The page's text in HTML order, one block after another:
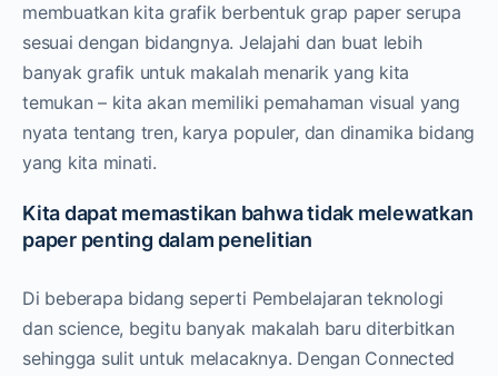
membuatkan kita grafik berbentuk grap paper serupa
sesuai dengan bidangnya. Jelajahi dan buat lebih
banyak grafik untuk makalah menarik yang kita
temukan – kita akan memiliki pemahaman visual yang
nyata tentang tren, karya populer, dan dinamika bidang
yang kita minati.
Kita dapat memastikan bahwa tidak melewatkan
paper penting dalam penelitian
Di beberapa bidang seperti Pembelajaran teknologi
dan science, begitu banyak makalah baru diterbitkan
sehingga sulit untuk melacaknya. Dengan Connected